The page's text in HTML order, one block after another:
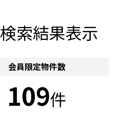
検索結果表示
会員限定物件数
109件